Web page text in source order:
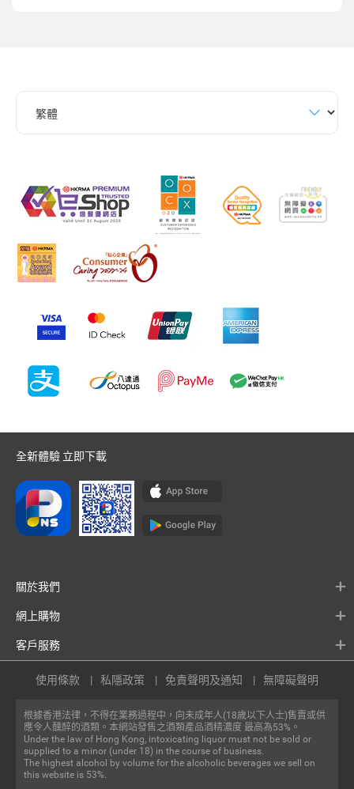
全新體驗 立即下載
關於我們
網上購物
客戶服務
根據香港法律，不得在業務過程中，向未成年人(18歲以下人士)售賣或供
應令人醺醉的酒類。本網站發售之酒類產品酒精濃度 最高為53%。
Under the law of Hong Kong, intoxicating liquor must not be sold or
supplied to a minor (under 18) in the course of business.
The highest alcohol by volume for the alcoholic beverages we sell on
this website is 53%.
使用條款 私隱政策 免責聲明及通知 無障礙聲明